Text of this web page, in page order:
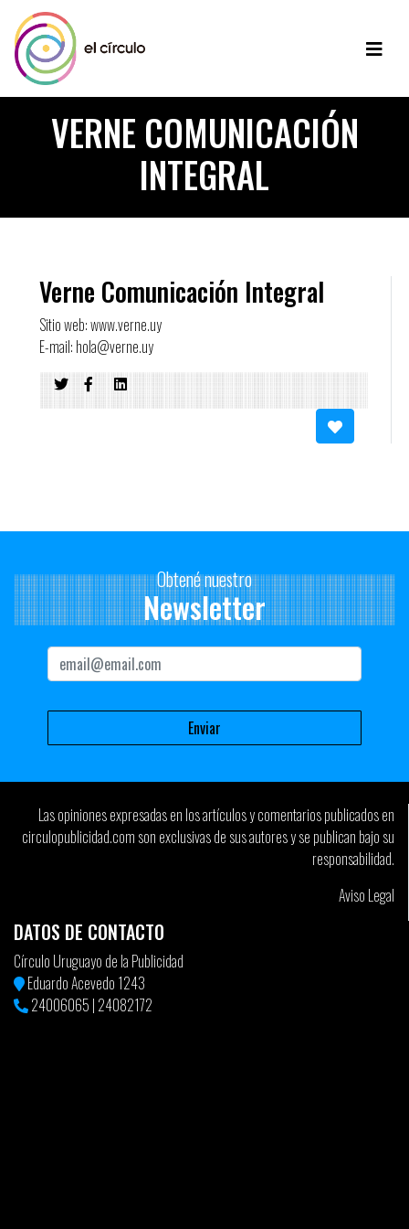
VERNE COMUNICACIÓN
INTEGRAL
Verne Comunicación Integral
Sitio web: www.verne.uy
E-mail: hola@verne.uy
Obtené nuestro
Newsletter
Las opiniones expresadas en los artículos y comentarios publicados en
circulopublicidad.com son exclusivas de sus autores y se publican bajo su
responsabilidad.
Aviso Legal
DATOS DE CONTACTO
Círculo Uruguayo de la Publicidad
Eduardo Acevedo 1243
24006065 | 24082172